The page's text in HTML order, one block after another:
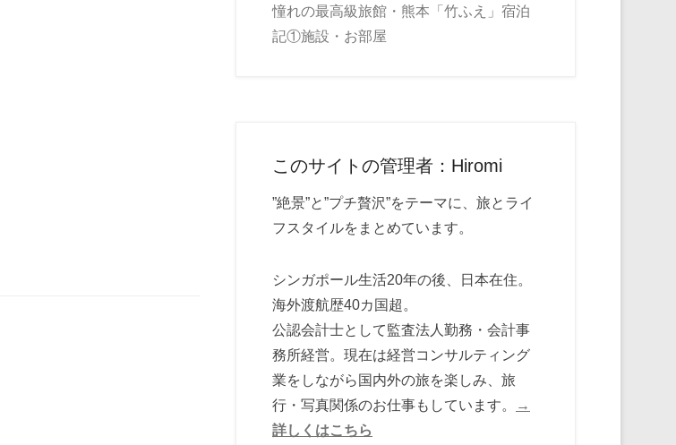
憧れの最高級旅館・熊本「竹ふえ」宿泊
記①施設・お部屋
このサイトの管理者：Hiromi
”絶景”と”プチ贅沢”をテーマに、旅とライ
フスタイルをまとめています。
シンガポール生活20年の後、日本在住。
海外渡航歴40カ国超。
公認会計士として監査法人勤務・会計事
務所経営。現在は経営コンサルティング
業をしながら国内外の旅を楽しみ、旅
行・写真関係のお仕事もしています。
→
詳しくはこちら